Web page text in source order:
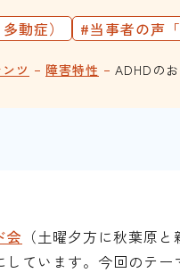
動症） #当事者の声
ツ 障害特性 ADHDの
会 （土曜夕方に秋葉原
ています。今回のテ